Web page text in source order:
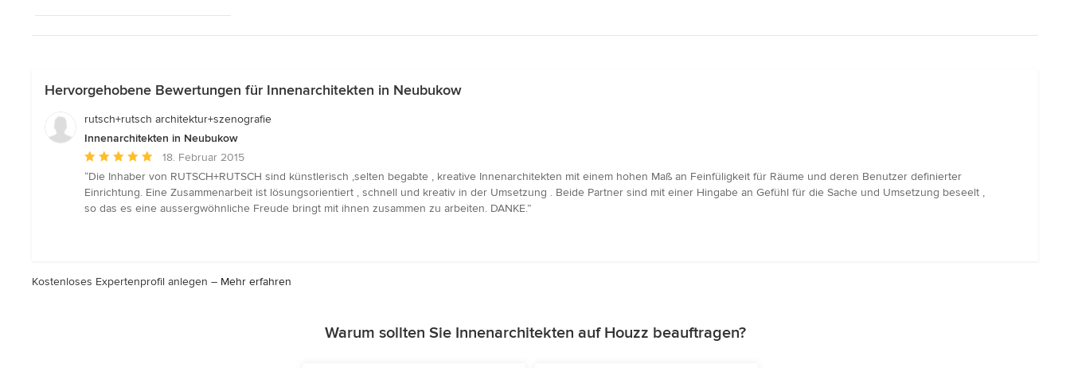
Hervorgehobene Bewertungen für Innenarchitekten in Neubukow
rutsch+rutsch architektur+szenografie
Innenarchitekten in Neubukow
Durchschnittliche
Bewertung:
5
von
18. Februar 2015
“Die Inhaber von RUTSCH+RUTSCH sind künstlerisch ,selten begabte , kreative Innenarchitekten mit einem hohen Maß an Feinfüligkeit für Räume und deren Benutzer definierter
Einrichtung. Eine Zusammenarbeit ist lösungsorientiert , schnell und kreativ in der Umsetzung . Beide Partner sind mit einer Hingabe an Gefühl für die Sache und Umsetzung beseelt ,
so das es eine aussergwöhnliche Freude bringt mit ihnen zusammen zu arbeiten. DANKE.”
Kostenloses Expertenprofil anlegen – Mehr erfahren
Warum sollten Sie Innenarchitekten auf Houzz beauftragen?